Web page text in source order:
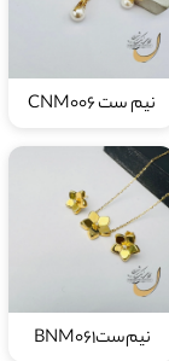
نیم ست CNM006
نیم‌ستBNM061